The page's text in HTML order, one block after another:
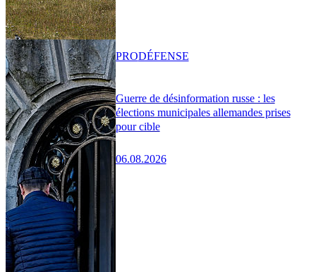
Guerre de désinformation russe : les
élections municipales allemandes prises
pour cible
06.08.2026
PRODÉFENSE